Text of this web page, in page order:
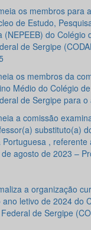
os membros para
de Estudo,
(NEPEEB) do Colégio
de Sergipe
os membros da
Médio do Colégio
de Sergipe para
a comissão
substituto(a)
, referente
agosto de 2023 –
a organização
letivo de 2024 do
de Sergipe